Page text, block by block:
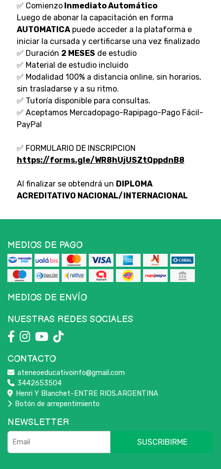
✅ ComienzoInmediato Automático
Luego de abonar la capacitación en forma
AUTOMATICApuede acceder a la plataforma e
iniciar la cursada y certificarse una vez finalizado
✅ Duración 2 MESES de estudio
✅ Material de estudio incluido
✅ Modalidad 100% a distancia online, sin horarios,
sin trasladarse y a su ritmo.
✅ Tutoría disponible para consultas.
✅ Aceptamos Mercadopago-Rapipago-Pago Fácil-
PayPal
✅ FORMULARIO DE INSCRIPCION
https://forms.gle/WR8hUjUSZtQppdnB8
Al finalizar se obtendrá un DIPLOMA
ACREDITATIVO NACIONAL/INTERNACIONAL
MEDIOS DE PAGO
MEDIOS DE ENVÍO
NUESTRAS REDES SOCIALES
CONTACTO
ateneoeducativoinfo@gmail.com
3442653504
Henri Y Blanchet-ENTRE RIOS.ARGENTINA
Botón de arrepentimiento
NEWSLETTER
SUSCRIBIRME